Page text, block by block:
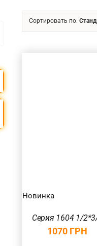
ГРН
Товар Загальна
Сортировать по:
Новинка
Серия 1604 1/
1070 ГРН